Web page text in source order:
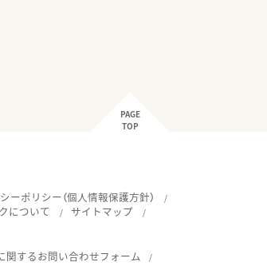
PAGE
TOP
ーポリシー（個人情報保護方針）
について
サイトマップ
関するお問い合わせフォーム